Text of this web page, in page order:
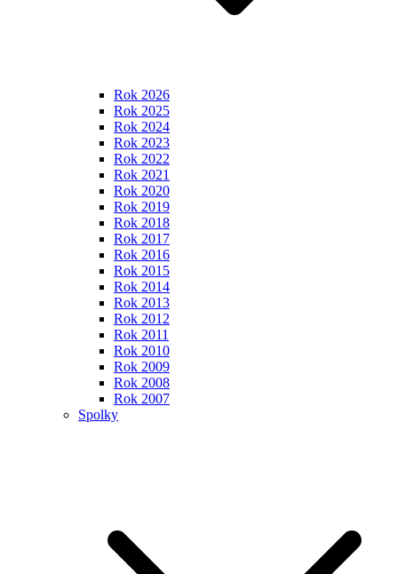
Rok 2026
Rok 2025
Rok 2024
Rok 2023
Rok 2022
Rok 2021
Rok 2020
Rok 2019
Rok 2018
Rok 2017
Rok 2016
Rok 2015
Rok 2014
Rok 2013
Rok 2012
Rok 2011
Rok 2010
Rok 2009
Rok 2008
Rok 2007
Spolky